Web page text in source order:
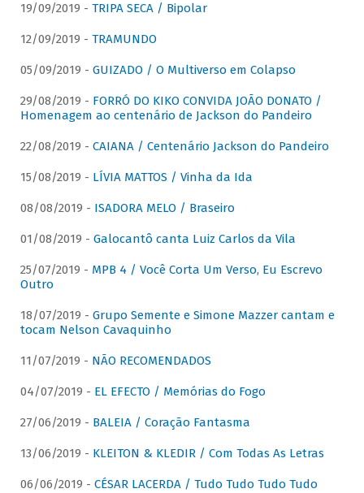
19/09/2019 - TRIPA SECA / Bipolar
12/09/2019 - TRAMUNDO
05/09/2019 - GUIZADO / O Multiverso em Colapso
29/08/2019 - FORRÓ DO KIKO CONVIDA JOÃO DONATO /
Homenagem ao centenário de Jackson do Pandeiro
22/08/2019 - CAIANA / Centenário Jackson do Pandeiro
15/08/2019 - LÍVIA MATTOS / Vinha da Ida
08/08/2019 - ISADORA MELO / Braseiro
01/08/2019 - Galocantô canta Luiz Carlos da Vila
25/07/2019 - MPB 4 / Você Corta Um Verso, Eu Escrevo
Outro
18/07/2019 - Grupo Semente e Simone Mazzer cantam e
tocam Nelson Cavaquinho
11/07/2019 - NÃO RECOMENDADOS
04/07/2019 - EL EFECTO / Memórias do Fogo
27/06/2019 - BALEIA / Coração Fantasma
13/06/2019 - KLEITON & KLEDIR / Com Todas As Letras
06/06/2019 - CÉSAR LACERDA / Tudo Tudo Tudo Tudo